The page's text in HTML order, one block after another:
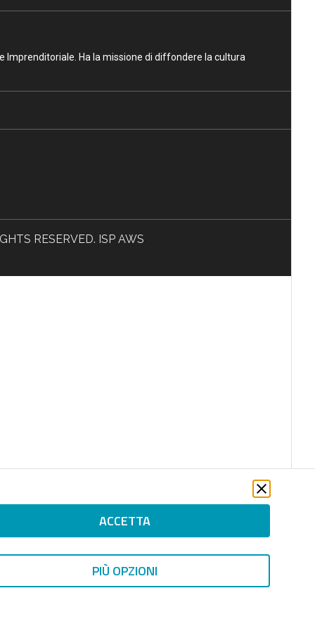
ACCETTA
PIÙ OPZIONI
Imprenditoriale. Ha la missione di diffondere la cultura
RESERVED. ISP AWS